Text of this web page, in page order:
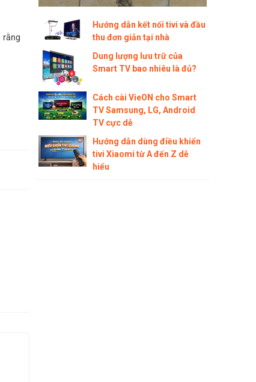
rằng
Hướng dẫn kết nối tivi và đầu
thu đơn giản tại nhà
Dung lượng lưu trữ của
Smart TV bao nhiêu là đủ?
Cách cài VieON cho Smart
TV Samsung, LG, Android
TV cực dễ
Hướng dẫn dùng điều khiển
tivi Xiaomi từ A đến Z dễ
hiểu